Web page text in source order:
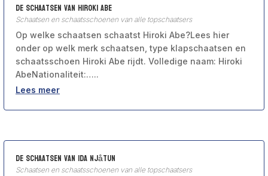
De schaatsen van Hiroki Abe
Schaatsen en schaatsschoenen van alle topschaatsers
Op welke schaatsen schaatst Hiroki Abe?Lees hier
onder op welk merk schaatsen, type klapschaatsen en
schaatsschoen Hiroki Abe rijdt. Volledige naam: Hiroki
AbeNationaliteit:…..
Lees meer
De schaatsen van Ida Njåtun
Schaatsen en schaatsschoenen van alle topschaatsers